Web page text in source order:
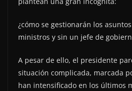
¿cómo se gestionarán los
ministros y sin un jefe de
A pesar de ello, el presidente
situación complicada, marcada
han intensificado en los últimos